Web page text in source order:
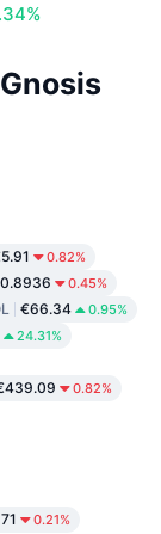
0.82%
0.45%
€66.34 0.95%
24.31%
0.82%
0.21%